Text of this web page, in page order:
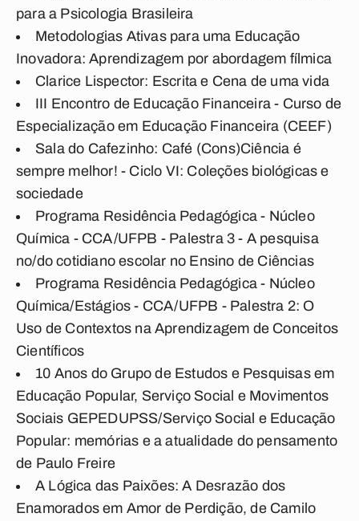
para a Psicologia Brasileira
Metodologias Ativas para uma Educação
Inovadora: Aprendizagem por abordagem fílmica
Clarice Lispector: Escrita e Cena de uma vida
III Encontro de Educação Financeira - Curso de
Especialização em Educação Financeira (CEEF)
Sala do Cafezinho: Café (Cons)Ciência é
sempre melhor! - Ciclo VI: Coleções biológicas e
sociedade
Programa Residência Pedagógica - Núcleo
Química - CCA/UFPB - Palestra 3 - A pesquisa
no/do cotidiano escolar no Ensino de Ciências
Programa Residência Pedagógica - Núcleo
Química/Estágios - CCA/UFPB - Palestra 2: O
Uso de Contextos na Aprendizagem de Conceitos
Científicos
10 Anos do Grupo de Estudos e Pesquisas em
Educação Popular, Serviço Social e Movimentos
Sociais GEPEDUPSS/Serviço Social e Educação
Popular: memórias e a atualidade do pensamento
de Paulo Freire
A Lógica das Paixões: A Desrazão dos
Enamorados em Amor de Perdição, de Camilo